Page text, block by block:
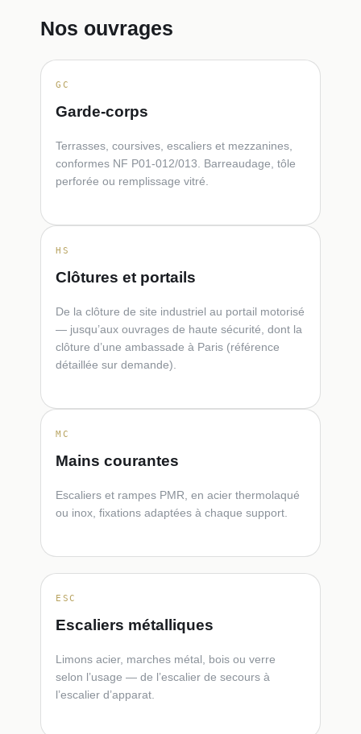
Nos ouvrages
GC
Garde-corps
Terrasses, coursives, escaliers et mezzanines,
conformes NF P01-012/013. Barreaudage, tôle
perforée ou remplissage vitré.
HS
Clôtures et portails
De la clôture de site industriel au portail motorisé
— jusqu’aux ouvrages de haute sécurité, dont la
clôture d’une ambassade à Paris (référence
détaillée sur demande).
MC
Mains courantes
Escaliers et rampes PMR, en acier thermolaqué
ou inox, fixations adaptées à chaque support.
ESC
Escaliers métalliques
Limons acier, marches métal, bois ou verre
selon l’usage — de l’escalier de secours à
l’escalier d’apparat.